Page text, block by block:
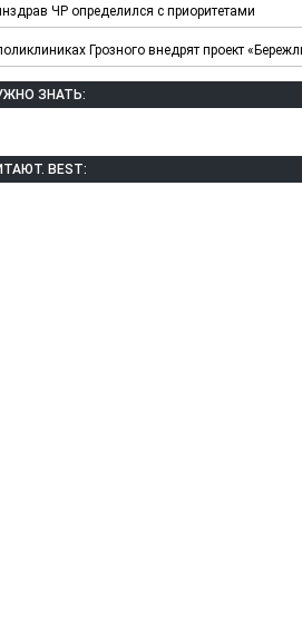
ЧР определился с приоритетами
Грозного внедрят проект
ЗНАТЬ:
BEST: